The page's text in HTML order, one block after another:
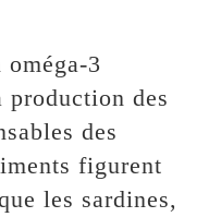
3
production des
des
figurent
les sardines,